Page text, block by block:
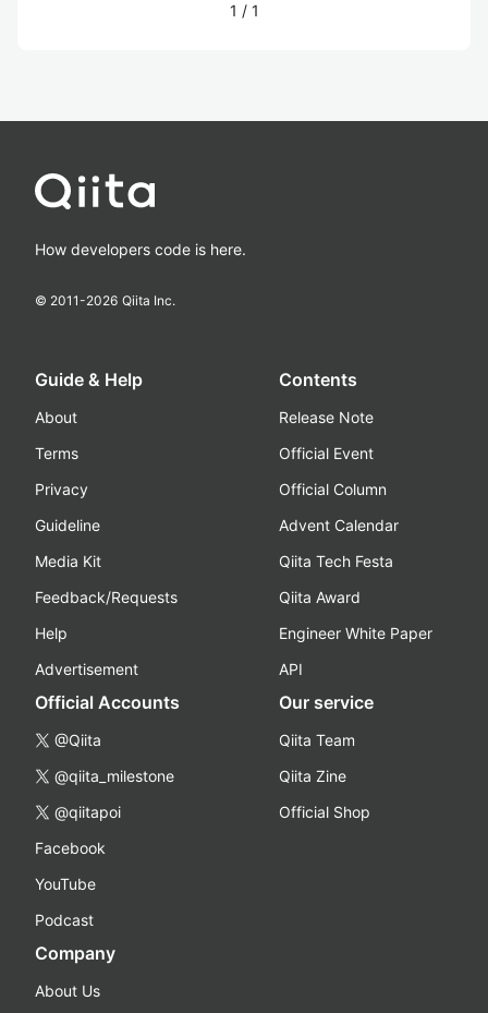
1 / 1
How developers code is here.
© 2011-2026 Qiita Inc.
Guide & Help
About
Terms
Privacy
Guideline
Media Kit
Feedback/Requests
Help
Advertisement
Contents
Release Note
Official Event
Official Column
Advent Calendar
Qiita Tech Festa
Qiita Award
Engineer White Paper
API
Official Accounts
@Qiita
@qiita_milestone
@qiitapoi
Facebook
YouTube
Podcast
Our service
Qiita Team
Qiita Zine
Official Shop
Company
About Us